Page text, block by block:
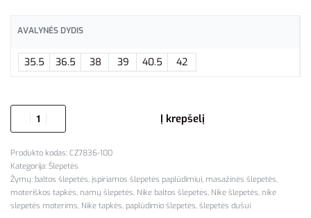
AVALYNĖS DYDIS
35.5 36.5 38 39 40.5 42
Į krepšelį
CZ7836-100
Kategorija: Šlepetės
Žymų: baltos šlepetės, įspiriamos šlepetės paplūdimiui, masažinės šlepetės,
moteriškos tapkės, namų šlepetės, Nike baltos šlepetės, Nike šlepetės, nike
slepetės moterims, Nike tapkės, paplūdimio šlepetės, šlepetės dušui